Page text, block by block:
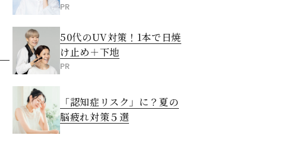
PR
50代のUV対策！1本で日焼
け止め＋下地
PR
「認知症リスク」に？夏の
脳疲れ対策５選